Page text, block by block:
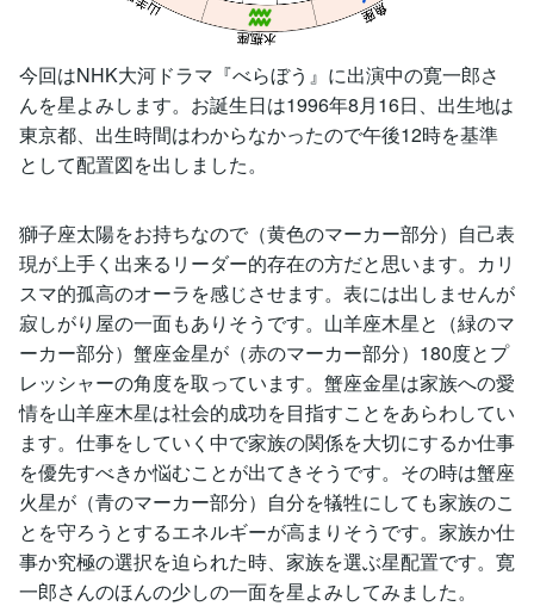
今回はNHK大河ドラマ『べらぼう』に出演中の寛一郎さ
んを星よみします。お誕生日は1996年8月16日、出生地は
東京都、出生時間はわからなかったので午後12時を基準
として配置図を出しました。
獅子座太陽をお持ちなので（黄色のマーカー部分）自己表
現が上手く出来るリーダー的存在の方だと思います。カリ
スマ的孤高のオーラを感じさせます。表には出しませんが
寂しがり屋の一面もありそうです。山羊座木星と（緑のマ
ーカー部分）蟹座金星が（赤のマーカー部分）180度とプ
レッシャーの角度を取っています。蟹座金星は家族への愛
情を山羊座木星は社会的成功を目指すことをあらわしてい
ます。仕事をしていく中で家族の関係を大切にするか仕事
を優先すべきか悩むことが出てきそうです。その時は蟹座
火星が（青のマーカー部分）自分を犠牲にしても家族のこ
とを守ろうとするエネルギーが高まりそうです。家族か仕
事か究極の選択を迫られた時、家族を選ぶ星配置です。寛
一郎さんのほんの少しの一面を星よみしてみました。